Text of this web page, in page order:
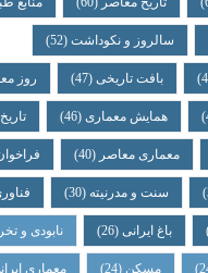
و نکوداشت(52)
بافت تاریخی(47) روز معمار(47)
معماری (46) تاریخ شفاهی
معاصر(40) فراخوان ها (32)
و مدرنیته(30) فناوری (26)
ایرانی(26) نابودی و تخریب(25)
مسکن (24) معماری ایرانی(24)